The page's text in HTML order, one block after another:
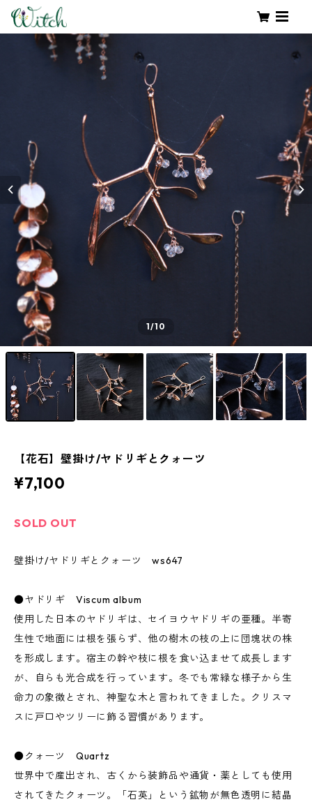
1/10
【花石】壁掛け/ヤドリギとクォーツ
¥7,100
SOLD OUT
壁掛け/ヤドリギとクォーツ ws647
●ヤドリギ Viscum album
使用した日本のヤドリギは、セイヨウヤドリギの亜種。半寄
生性で地面には根を張らず、他の樹木の枝の上に団塊状の株
を形成します。宿主の幹や枝に根を食い込ませて成長します
が、自らも光合成を行っています。冬でも常緑な様子から生
命力の象徴とされ、神聖な木と言われてきました。クリスマ
スに戸口やツリーに飾る習慣があります。
●クォーツ Quartz
世界中で産出され、古くから装飾品や通貨・薬としても使用
されてきたクォーツ。「石英」という鉱物が無色透明に結晶